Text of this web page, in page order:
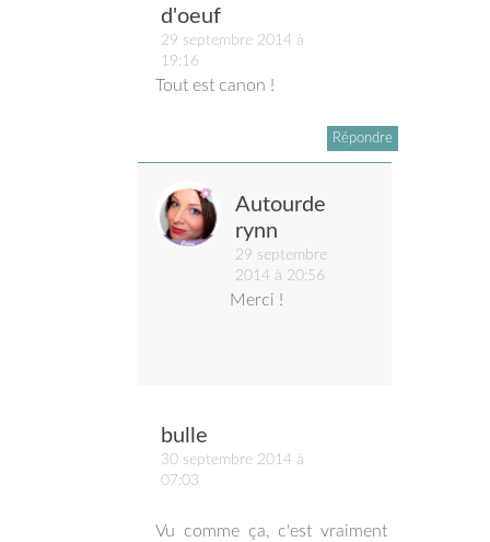
d'oeuf
29 septembre 2014 à
19:16
Tout est canon !
Répondre
Autourde
rynn
29 septembre
2014 à 20:56
Merci !
bulle
30 septembre 2014 à
07:03
Vu comme ça, c'est vraiment